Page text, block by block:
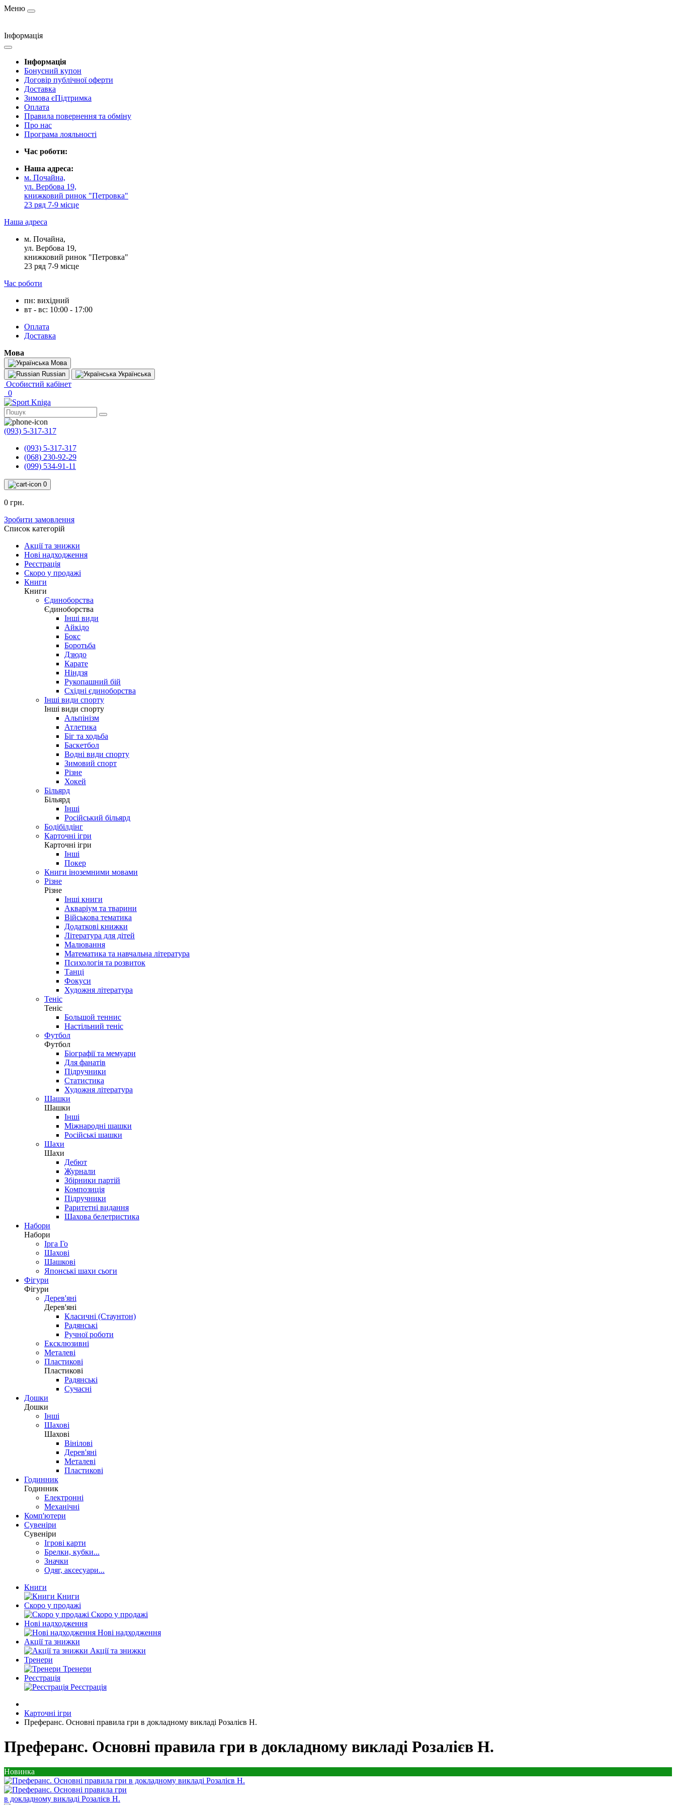
Меню
Інформація
Інформація
Бонусний купон
Договір публічної оферти
Доставка
Зимова єПідтримка
Оплата
Правила повернення та обміну
Про нас
Програма лояльності
Час роботи:
Наша адреса:
м. Почайна,
ул. Вербова 19,
книжковий ринок "Петровка"
23 ряд 7-9 місце
Наша адреса
м. Почайна,
ул. Вербова 19,
книжковий ринок "Петровка"
23 ряд 7-9 місце
Час роботи
пн: вихідний
вт - вс: 10:00 - 17:00
Оплата
Доставка
Мова
Мова
Russian
Українська
Особистий кабінет
0
(093) 5-317-317
(093) 5-317-317
(068) 230-92-29
(099) 534-91-11
0
0 грн.
Зробити замовлення
Список категорій
Акції та знижки
Нові надходження
Реєстрація
Скоро у продажі
Книги
Книги
Єдиноборства
Єдиноборства
Інші види
Айкідо
Бокс
Боротьба
Дзюдо
Карате
Ніндзя
Рукопашний бій
Східні єдиноборства
Інші види спорту
Інші види спорту
Альпінізм
Атлетика
Біг та ходьба
Баскетбол
Водні види спорту
Зимовий спорт
Різне
Хокей
Більярд
Більярд
Інші
Російський більярд
Бодібілдінг
Карточні ігри
Карточні ігри
Інші
Покер
Книги іноземними мовами
Різне
Різне
Інші книги
Акваріум та тварини
Військова тематика
Додаткові книжки
Література для дітей
Малювання
Математика та навчальна література
Психологія та розвиток
Танці
Фокуси
Художня література
Теніс
Теніс
Большой теннис
Настільний теніс
Футбол
Футбол
Біографії та мемуари
Для фанатів
Підручники
Статистика
Художня література
Шашки
Шашки
Інші
Міжнародні шашки
Російські шашки
Шахи
Шахи
Дебют
Журнали
Збірники партій
Композиція
Підручники
Раритетні видання
Шахова белетристика
Набори
Набори
Ірга Го
Шахові
Шашкові
Японські шахи сьоги
Фігури
Фігури
Дерев'яні
Дерев'яні
Класичні (Стаунтон)
Радянські
Ручної роботи
Ексклюзивні
Металеві
Пластикові
Пластикові
Радянські
Сучасні
Дошки
Дошки
Інші
Шахові
Шахові
Вінілові
Дерев'яні
Металеві
Пластикові
Годинник
Годинник
Електронні
Механічні
Комп'ютери
Сувеніри
Сувеніри
Ігрові карти
Брелки, кубки...
Значки
Одяг, аксесуари...
Книги
Книги
Скоро у продажі
Скоро у продажі
Нові надходження
Нові надходження
Акції та знижки
Акції та знижки
Тренери
Тренери
Реєстрація
Реєстрація
Карточні ігри
Преферанс. Основні правила гри в докладному викладі Розалієв Н.
Преферанс. Основні правила гри в докладному викладі Розалієв Н.
Новинка